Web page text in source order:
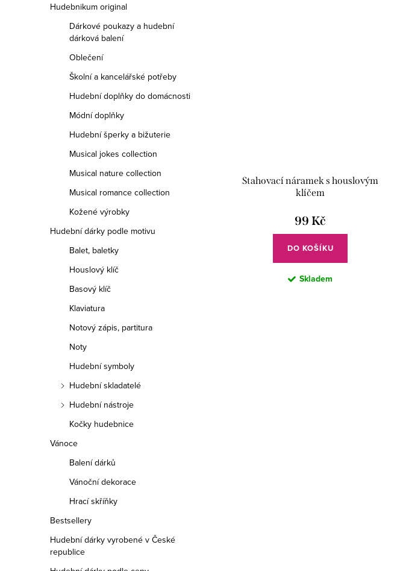
Hudebnikum original
Dárkové poukazy a hudební
dárková balení
Oblečení
Školní a kancelářské potřeby
Hudební doplňky do domácnosti
Módní doplňky
Hudební šperky a bižuterie
Musical jokes collection
Musical nature collection
Musical romance collection
Kožené výrobky
Hudební dárky podle motivu
Balet, baletky
Houslový klíč
Basový klíč
Klaviatura
Notový zápis, partitura
Noty
Hudební symboly
Hudební skladatelé
Hudební nástroje
Kočky hudebnice
Vánoce
Balení dárků
Vánoční dekorace
Hrací skříňky
Bestsellery
Hudební dárky vyrobené v České
republice
Stahovací náramek s houslovým
klíčem
99 Kč
DO KOŠÍKU
Skladem